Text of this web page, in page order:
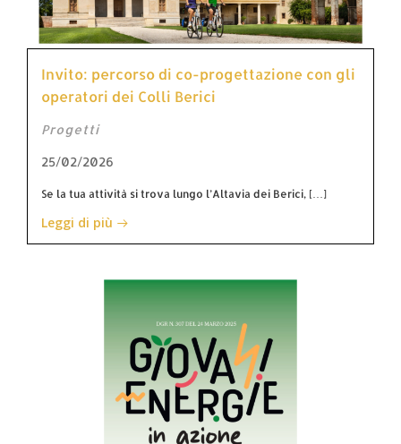
Invito: percorso di co-progettazione con gli
operatori dei Colli Berici
Progetti
25/02/2026
Se la tua attività si trova lungo l’Altavia dei Berici, […]
Leggi di più